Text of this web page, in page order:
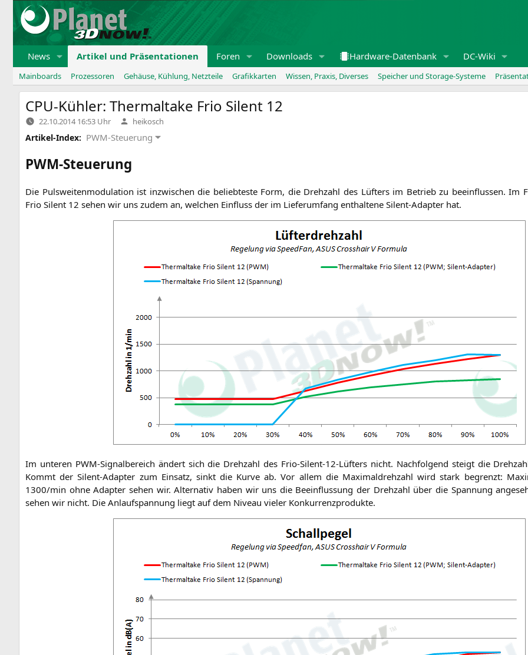
Zum
Inhalt
springen
News Artikel und Präsentationen Foren Downloads Hardware-Datenbank DC-Wiki
Mainboards Prozessoren Gehäuse, Kühlung, Netzteile Grafikkarten Wissen, Praxis, Diverses Speicher und Storage-Systeme
CPU-Kühler: Thermaltake Frio Silent 12
22.10.2014 16:53 Uhr Verfasst
von
heikosch
Artikel-Index: PWM-Steuerung
PWM-Steuerung
Die Puls­wei­ten­mo­du­la­ti­on ist inzwi­schen die belieb­tes­te Form, die Dreh­zahl des Lüf­ters im Betrieb zu beein­flus­sen. Im
Frio Silent 12 sehen wir uns zudem an, wel­chen Ein­fluss der im Lie­fer­um­fang ent­hal­te­ne Silent-Adap­ter hat.
Im unte­ren PWM-Signal­be­reich ändert sich die Dreh­zahl des Frio-Silent-12-Lüf­ters nicht. Nach­fol­gend steigt die
Kommt der Silent-Adap­ter zum Ein­satz, sinkt die Kur­ve ab. Vor allem die Maxi­mal­dreh­zahl wird stark begrenzt:
1300/min ohne Adap­ter sehen wir. Alter­na­tiv haben wir uns die Beein­flus­sung der Dreh­zahl über die Span­nung
sehen wir nicht. Die Anlauf­span­nung liegt auf dem Niveau vie­ler Konkurrenzprodukte.